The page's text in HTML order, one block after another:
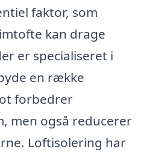
faktor, som
kan drage
er specialiseret i
en række
forbedrer
men også reducerer
Loftisolering har